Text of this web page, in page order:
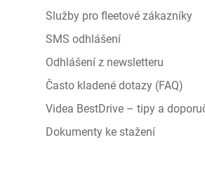
Služby pro fleetové zákazníky
SMS odhlášení
Odhlášení z newsletteru
Často kladené dotazy (FAQ)
Videa BestDrive – tipy a
Dokumenty ke stažení